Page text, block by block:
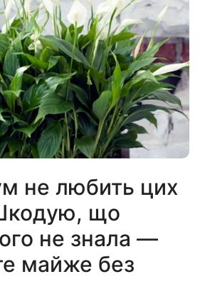
не любить цих
що
не знала —
майже без